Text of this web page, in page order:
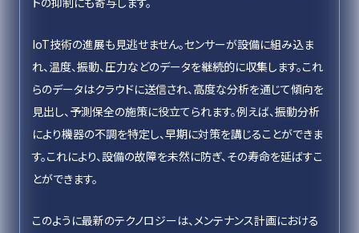
IoT技術の進展も見逃せません。センサーが設備に組み込ま
れ、温度、振動、圧力などのデータを継続的に収集します。これ
らのデータはクラウドに送信され、高度な分析を通じて傾向を
見出し、予測保全の施策に役立てられます。例えば、振動分析
により機器の不調を特定し、早期に対策を講じることができま
す。これにより、設備の故障を未然に防ぎ、その寿命を延ばすこ
とができます。
このように最新のテクノロジーは、メンテナンス計画における